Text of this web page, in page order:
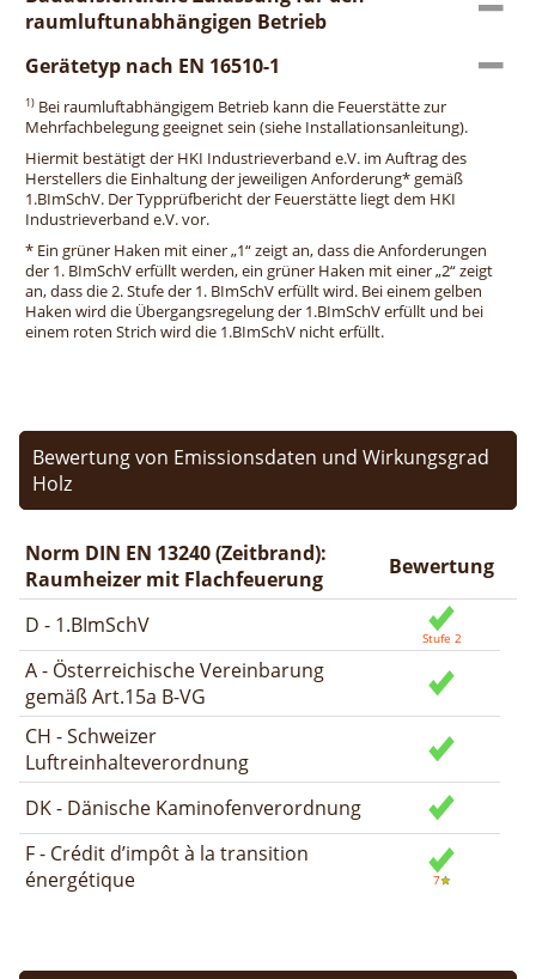
raumluftunabhängigen Betrieb
Gerätetyp nach EN 16510-1
1) Bei raumluftabhängigem Betrieb kann die Feuerstätte zur
Mehrfachbelegung geeignet sein (siehe Installationsanleitung).
Hiermit bestätigt der HKI Industrieverband e.V. im Auftrag des
Herstellers die Einhaltung der jeweiligen Anforderung* gemäß
1.BImSchV. Der Typprüfbericht der Feuerstätte liegt dem HKI
Industrieverband e.V. vor.
* Ein grüner Haken mit einer „1“ zeigt an, dass die Anforderungen
der 1. BImSchV erfüllt werden, ein grüner Haken mit einer „2“ zeigt
an, dass die 2. Stufe der 1. BImSchV erfüllt wird. Bei einem gelben
Haken wird die Übergangsregelung der 1.BImSchV erfüllt und bei
einem roten Strich wird die 1.BImSchV nicht erfüllt.
Bewertung von Emissionsdaten und Wirkungsgrad
Holz
Norm DIN EN 13240 (Zeitbrand):
Raumheizer mit Flachfeuerung
Bewertung
D - 1.BImSchV
A - Österreichische Vereinbarung
gemäß Art.15a B-VG
CH - Schweizer
Luftreinhalteverordnung
DK - Dänische Kaminofenverordnung
F - Crédit d’impôt à la transition
énergétique